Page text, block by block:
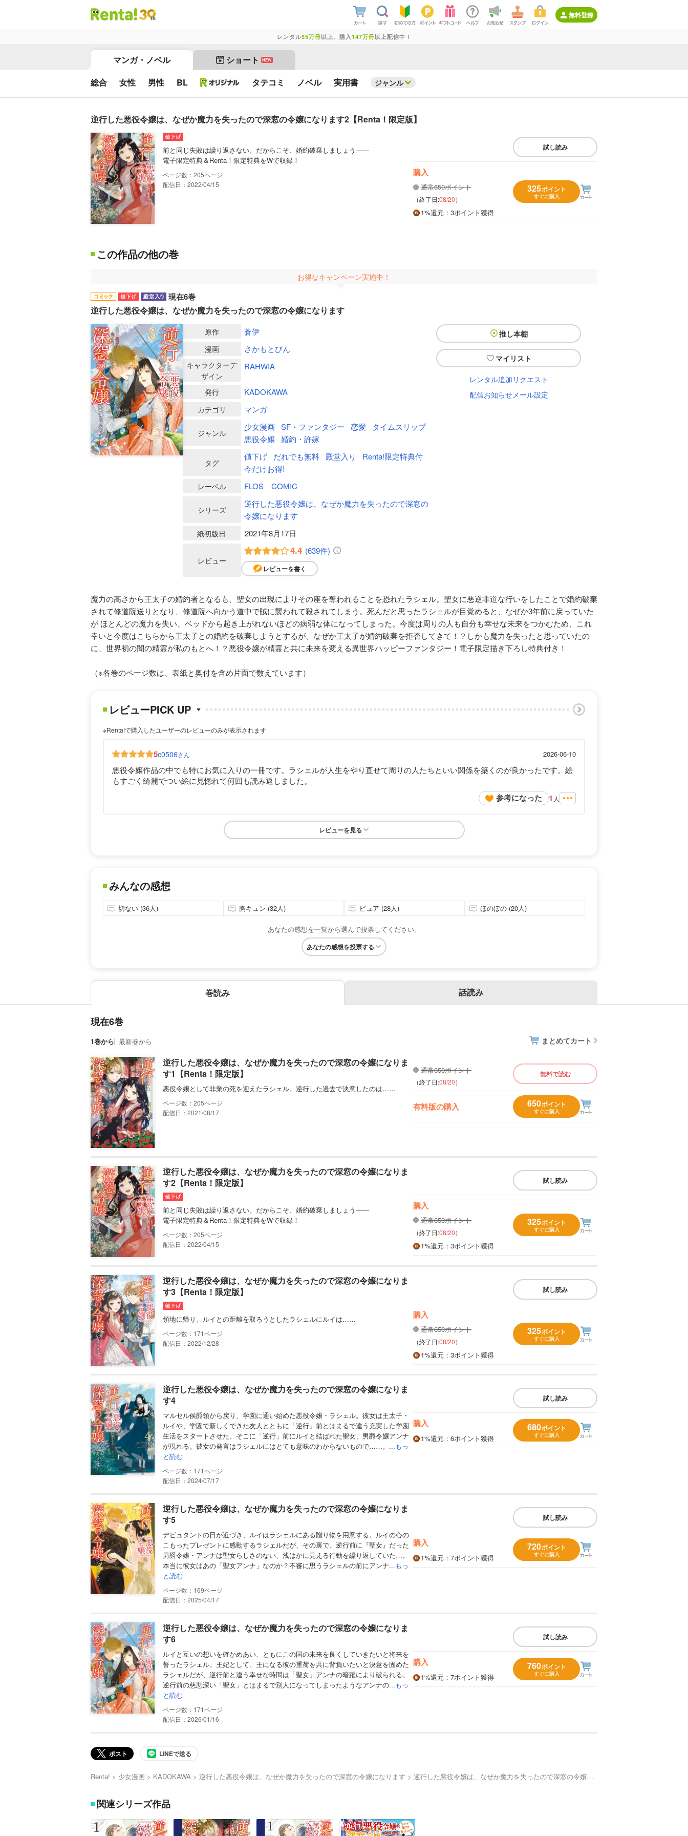
無料登録
レンタル55万冊以上、購入 147万冊以上配信中！
マンガ・ノベル ショート NEW
総合 女性 男性 BL タテコミ ノベル 実用書 ジャンル
逆行した悪役令嬢は、なぜか魔力を失ったので深窓の令嬢になります2【Renta！限定版】
前と同じ失敗は繰り返さない。だからこそ、婚約破棄しましょう――
電子限定特典＆Renta！限定特典をWで収録！
205
配信日：2022/04/15
試し読み
購入
通常650ポイント
（終了日:08/20）
1%還元 ：3ポイント獲得
325ポイント
すぐに購入
この作品の他の巻
お得なキャンペーン実施中！
現在6巻
逆行した悪役令嬢は、なぜか魔力を失ったので深窓の令嬢になります
推し本棚
マイリスト
レンタル追加リクエスト
配信お知らせメール設定
原作 蒼伊
漫画 さかもとびん
キャラクターデ
ザイン
RAHWIA
発行 KADOKAWA
カテゴリ マンガ
ジャンル
少女漫画 SF・ファンタジー 恋愛
タイムスリップ
悪役令嬢 婚約・許嫁
タグ
値下げ だれでも無料 殿堂入り
Renta!限定特典付
今だけお得!
レーベル FLOS COMIC
シリーズ
逆行した悪役令嬢は、なぜか魔力を失ったので深窓の
令嬢になります
紙初版日 2021年8月17日
レビュー
4.4 (639件)
レビューを書く
魔力の高さから王太子の婚約者となるも、聖女の出現によりその座を奪われることを恐れたラシェル。聖女に悪逆非道な行いをしたことで婚約破棄
されて修道院送りとなり、修道院へ向かう道中で賊に襲われて殺されてしまう。死んだと思ったラシェルが目覚めると、なぜか3年前に戻っていた
が ほとんどの魔力を失い、ベッドから起き上がれないほどの病弱な体になってしまった。今度は周りの人も自分も幸せな未来をつかむため、これ
幸いと今度はこちらから王太子との婚約を破棄しようとするが、なぜか王太子が婚約破棄を拒否してきて！？しかも魔力を失ったと思っていたの
に、世界初の闇の精霊が私のもとへ！？悪役令嬢が精霊と共に未来を変える異世界ハッピーファンタジー！電子限定描き下ろし特典付き！
（※各巻のページ数は、表紙と奥付を含め片面で数えています）
レビューPICK UP
※Renta!で購入したユーザーのレビューのみが表示されます
5c0506さん 2026-06-10
悪役令嬢作品の中でも特にお気に入りの一冊です。ラシェルが人生をやり直せて周りの人たちといい関係を築くのが良かったです。絵
もすごく綺麗でつい絵に見惚れて何回も読み返しました。
参考になった 1 人
レビューを見る
みんなの感想
切ない (36人) 胸キュン (32人) ピュア (28人) ほのぼの (20人)
あなたの感想を一覧から選んで投票してください。
あなたの感想を投票する
巻読み 話読み
現在6巻
1巻から 最新巻から まとめてカート
逆行した悪役令嬢は、なぜか魔力を失ったので深窓の令嬢になりま
す1【Renta！限定版】
悪役令嬢として非業の死を迎えたラシェル。逆行した過去で決意したのは……
205
配信日：2021/08/17
通常650ポイント
（終了日:08/20）
無料で読む
有料版の購入 650ポイント
すぐに購入
逆行した悪役令嬢は、なぜか魔力を失ったので深窓の令嬢になりま
す2【Renta！限定版】
前と同じ失敗は繰り返さない。だからこそ、婚約破棄しましょう――
電子限定特典＆Renta！限定特典をWで収録！
205
配信日：2022/04/15
試し読み
購入
通常650ポイント
（終了日:08/20）
1%還元 ：3ポイント獲得
325ポイント
すぐに購入
逆行した悪役令嬢は、なぜか魔力を失ったので深窓の令嬢になりま
す3【Renta！限定版】
領地に帰り、ルイとの距離を取ろうとしたラシェルにルイは……
171
配信日：2022/12/28
試し読み
購入
通常650ポイント
（終了日:08/20）
1%還元 ：3ポイント獲得
325ポイント
すぐに購入
逆行した悪役令嬢は、なぜか魔力を失ったので深窓の令嬢になりま
す4
マルセル侯爵領から戻り、学園に通い始めた悪役令嬢・ラシェル。彼女は王太子・
ルイや、学園で新しくできた友人とともに「逆行」前とはまるで違う充実した学園
生活をスタートさせた。そこに「逆行」前にルイと結ばれた聖女、男爵令嬢アンナ
が現れる。彼女の発言はラシェルにはとても意味のわからないもので……。...もっ
と読む
171
配信日：2024/07/17
試し読み
購入
1%還元 ：6ポイント獲得
680ポイント
すぐに購入
逆行した悪役令嬢は、なぜか魔力を失ったので深窓の令嬢になりま
す5
デビュタントの日が近づき、ルイはラシェルにある贈り物を用意する。ルイの心の
こもったプレゼントに感動するラシェルだが、その裏で、逆行前に『聖女』だった
男爵令嬢・アンナは聖女らしさのない、浅はかに見える行動を繰り返していた…。
本当に彼女はあの「聖女アンナ」なのか？不審に思うラシェルの前にアンナ...もっ
と読む
169
配信日：2025/04/17
試し読み
購入
1%還元 ：7ポイント獲得
720ポイント
すぐに購入
逆行した悪役令嬢は、なぜか魔力を失ったので深窓の令嬢になりま
す6
ルイと互いの想いを確かめあい、ともにこの国の未来を良くしていきたいと将来を
誓ったラシェル。王妃として、王になる彼の重荷を共に背負いたいと決意を固めた
ラシェルだが、逆行前と違う幸せな時間は「聖女」アンナの暗躍により破られる。
逆行前の慈悲深い「聖女」とはまるで別人になってしまったようなアンナの...もっ
と読む
171
配信日：2026/01/16
試し読み
購入
1%還元 ：7ポイント獲得
760ポイント
すぐに購入
ポスト LINEで送る
Renta! 少女漫画 KADOKAWA 逆行した悪役令嬢は、なぜか魔力を失ったので深窓の令嬢になります 逆行した悪役令嬢は、なぜか魔力を失ったので深窓の令嬢になります2【Renta！限定版】
関連シリーズ作品